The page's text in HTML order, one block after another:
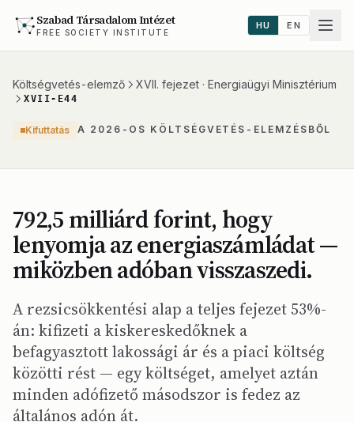
Szabad Társadalom Intézet
FREE SOCIETY INSTITUTE
HU EN
Költségvetés-elemző XVII. fejezet · Energiaügyi Minisztérium
XVII-E44
Kifuttatás A 2026-OS KÖLTSÉGVETÉS-ELEMZÉSBŐL
792,5 milliárd forint, hogy
lenyomja az energiaszámládat —
miközben adóban visszaszedi.
A rezsicsökkentési alap a teljes fejezet 53%-
án: kifizeti a kiskereskedőknek a
befagyasztott lakossági ár és a piaci költség
közötti rést — egy költséget, amelyet aztán
minden adófizető másodszor is fedez az
általános adón át.